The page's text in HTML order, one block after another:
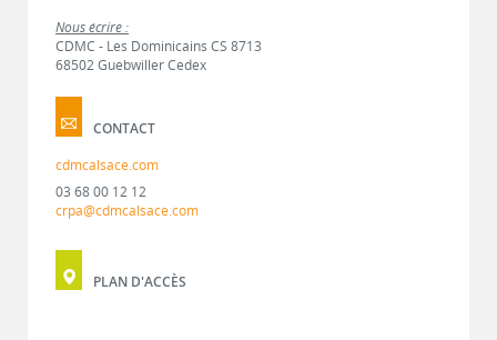
Nous écrire :
CDMC - Les Dominicains CS 8713
68502 Guebwiller Cedex
CONTACT
cdmcalsace.com
03 68 00 12 12
crpa@cdmcalsace.com
PLAN D'ACCÈS